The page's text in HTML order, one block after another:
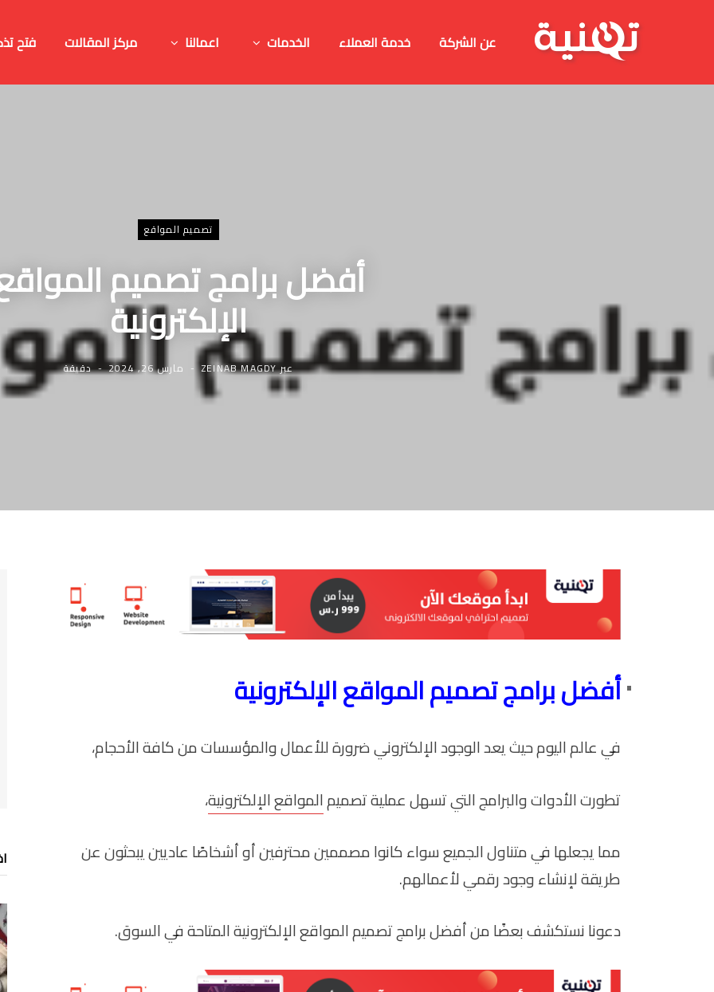
عن الشركة خدمة العملاء الخدمات اعمالنا مركز المقالات فتح
تصميم المواقع
أفضل برامج تصميم
الإلكترونية
عبرZEINAB MAGDY مارس 26, 2024 دقيقة
أفضل برامج تصميم المواقع الإلكترونية
في عالم اليوم حيث يعد الوجود الإلكتروني ضرورة للأعمال والمؤسسات من كافة الأحجام،
تطورت الأدوات والبرامج التي تسهل عملية تصميمالمواقع الإلكترونية،
مما يجعلها في متناول الجميع سواء كانوا مصممين محترفين أو أشخاصًا عاديين يبحثون عن
طريقة لإنشاء وجود رقمي لأعمالهم.
دعونا نستكشف بعضًا من أفضل برامج تصميم المواقع الإلكترونية المتاحة في السوق.